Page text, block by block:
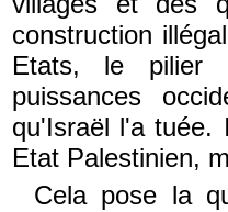
construction
Etats, le pilier
puissances
qu'Israël l'a tuée.
Etat Palestinien,
Cela pose la